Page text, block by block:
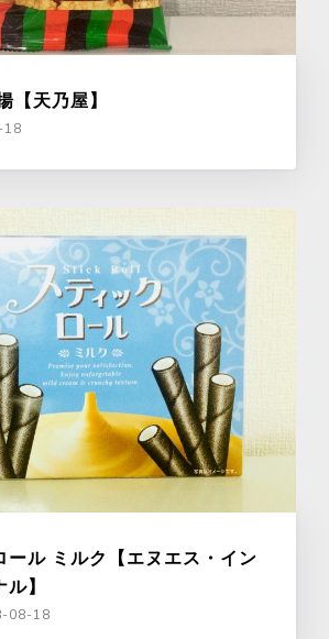
【天乃屋】
18
ール ミルク【エヌエス・イン
】
08-18